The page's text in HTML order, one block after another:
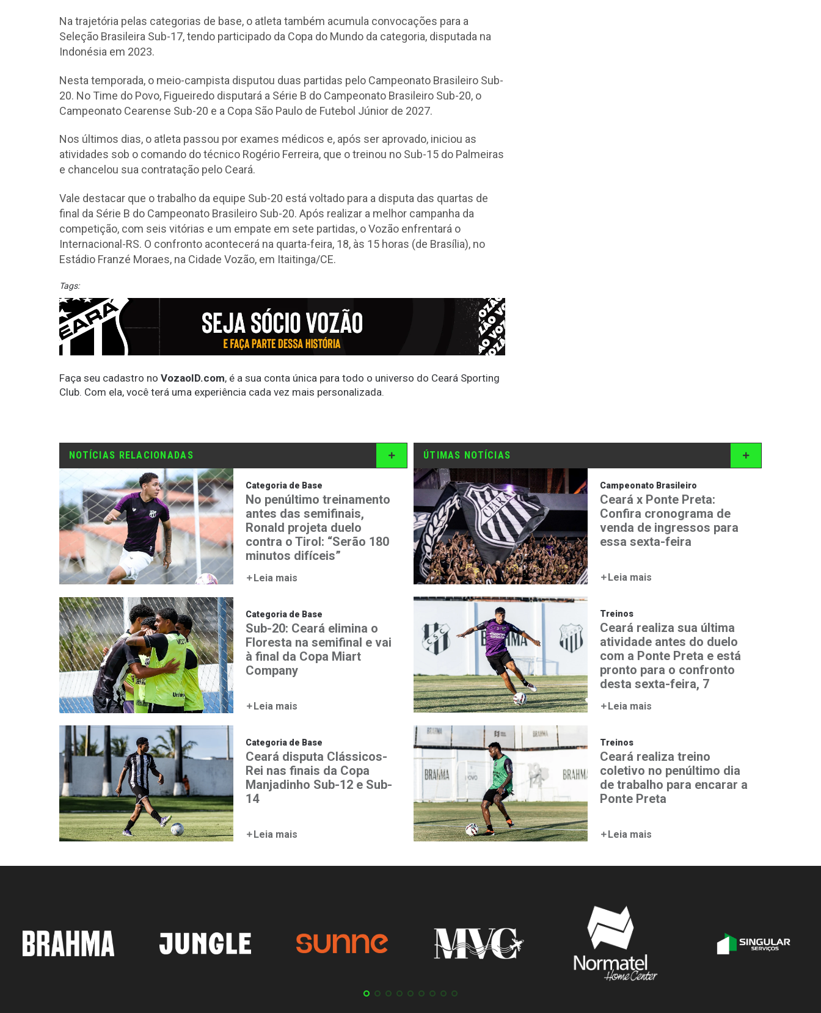
Na trajetória pelas categorias de base, o atleta também acumula convocações para a
Seleção Brasileira Sub-17, tendo participado da Copa do Mundo da categoria, disputada na
Indonésia em 2023.
Nesta temporada, o meio-campista disputou duas partidas pelo Campeonato Brasileiro Sub-
20. No Time do Povo, Figueiredo disputará a Série B do Campeonato Brasileiro Sub-20, o
Campeonato Cearense Sub-20 e a Copa São Paulo de Futebol Júnior de 2027.
Nos últimos dias, o atleta passou por exames médicos e, após ser aprovado, iniciou as
atividades sob o comando do técnico Rogério Ferreira, que o treinou no Sub-15 do Palmeiras
e chancelou sua contratação pelo Ceará.
Vale destacar que o trabalho da equipe Sub-20 está voltado para a disputa das quartas de
final da Série B do Campeonato Brasileiro Sub-20. Após realizar a melhor campanha da
competição, com seis vitórias e um empate em sete partidas, o Vozão enfrentará o
Internacional-RS. O confronto acontecerá na quarta-feira, 18, às 15 horas (de Brasília), no
Estádio Franzé Moraes, na Cidade Vozão, em Itaitinga/CE.
Tags:
Faça seu cadastro no VozaoID.com, é a sua conta única para todo o universo do Ceará Sporting
Club. Com ela, você terá uma experiência cada vez mais personalizada.
NOTÍCIAS RELACIONADAS
Categoria de Base
No penúltimo treinamento
antes das semifinais,
Ronald projeta duelo
contra o Tirol: “Serão 180
minutos difíceis”
Leia mais
Categoria de Base
Sub-20: Ceará elimina o
Floresta na semifinal e vai
à final da Copa Miart
Company
Leia mais
Categoria de Base
Ceará disputa Clássicos-
Rei nas finais da Copa
Manjadinho Sub-12 e Sub-
14
Leia mais
ÚTIMAS NOTÍCIAS
Campeonato Brasileiro
Ceará x Ponte Preta:
Confira cronograma de
venda de ingressos para
essa sexta-feira
Leia mais
Treinos
Ceará realiza sua última
atividade antes do duelo
com a Ponte Preta e está
pronto para o confronto
desta sexta-feira, 7
Leia mais
Treinos
Ceará realiza treino
coletivo no penúltimo dia
de trabalho para encarar a
Ponte Preta
Leia mais